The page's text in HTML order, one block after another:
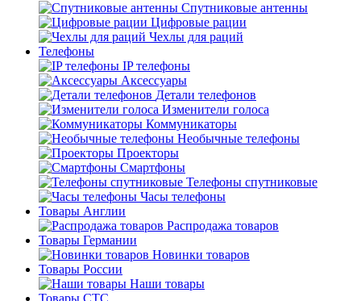
Спутниковые антенны
Цифровые рации
Чехлы для раций
Телефоны
IP телефоны
Аксессуары
Детали телефонов
Изменители голоса
Коммуникаторы
Необычные телефоны
Проекторы
Смартфоны
Телефоны спутниковые
Часы телефоны
Товары Англии
Распродажа товаров
Товары Германии
Новинки товаров
Товары России
Наши товары
Товары СТС